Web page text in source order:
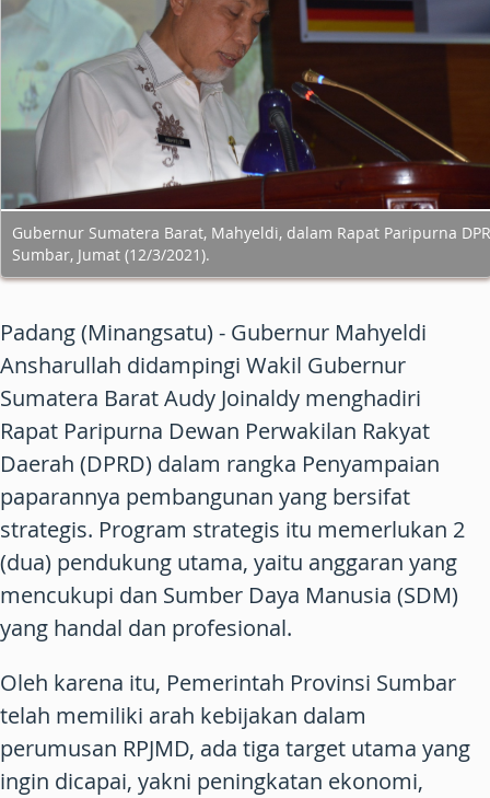
Gubernur Sumatera Barat, Mahyeldi, dalam Rapat Paripurna
Sumbar, Jumat (12/3/2021).
Padang (Minangsatu) - Gubernur Mahyeldi
Ansharullah didampingi Wakil Gubernur
Sumatera Barat Audy Joinaldy menghadiri
Rapat Paripurna Dewan Perwakilan Rakyat
Daerah (DPRD) dalam rangka Penyampaian
paparannya pembangunan yang bersifat
strategis. Program strategis itu memerlukan 2
(dua) pendukung utama, yaitu anggaran yang
mencukupi dan Sumber Daya Manusia (SDM)
yang handal dan profesional.
Oleh karena itu, Pemerintah Provinsi Sumbar
telah memiliki arah kebijakan dalam
perumusan RPJMD, ada tiga target utama yang
ingin dicapai, yakni peningkatan ekonomi,